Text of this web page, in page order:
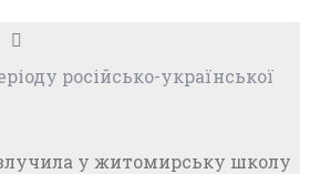
російсько-української
у житомирську школу